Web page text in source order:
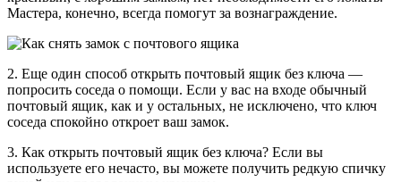
Мастера, конечно, всегда помогут за вознаграждение.
2. Еще один способ открыть почтовый ящик без ключа —
попросить соседа о помощи. Если у вас на входе обычный
почтовый ящик, как и у остальных, не исключено, что ключ
соседа спокойно откроет ваш замок.
3. Как открыть почтовый ящик без ключа? Если вы
используете его нечасто, вы можете получить редкую спичку